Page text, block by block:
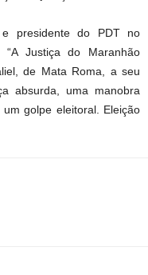
presidente do PDT no
“A Justiça do Maranhão
de Mata Roma, a seu
absurda, uma manobra
golpe eleitoral. Eleição